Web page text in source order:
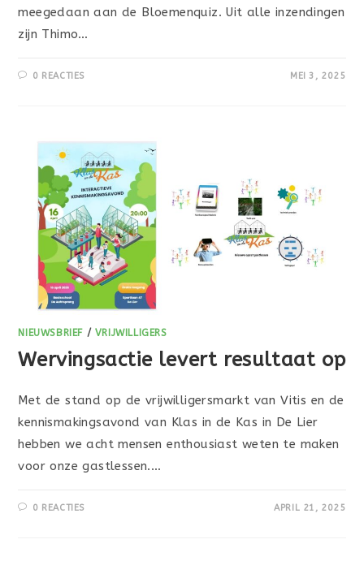
meegedaan aan de Bloemenquiz. Uit alle inzendingen
zijn Thimo…
0 REACTIES MEI 3, 2025
NIEUWSBRIEF / VRIJWILLIGERS
Wervingsactie levert resultaat op
Met de stand op de vrijwilligersmarkt van Vitis en de
kennismakingsavond van Klas in de Kas in De Lier
hebben we acht mensen enthousiast weten te maken
voor onze gastlessen.…
0 REACTIES APRIL 21, 2025